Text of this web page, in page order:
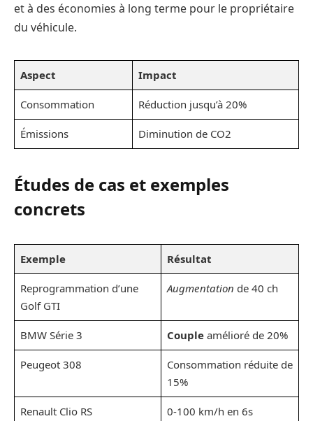
et à des économies à long terme pour le propriétaire
du véhicule.
Aspect Impact
Consommation Réduction jusqu’à 20%
Émissions Diminution de CO2
Études de cas et exemples
concrets
Exemple Résultat
Reprogrammation d’une
Golf GTI
Augmentation de 40 ch
BMW Série 3 Couple amélioré de 20%
Peugeot 308
Consommation réduite de
15%
Renault Clio RS 0-100 km/h en 6s